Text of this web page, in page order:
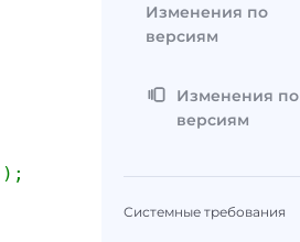
) ;
Изменения по
версиям
Изменения по
версиям
Системные требования